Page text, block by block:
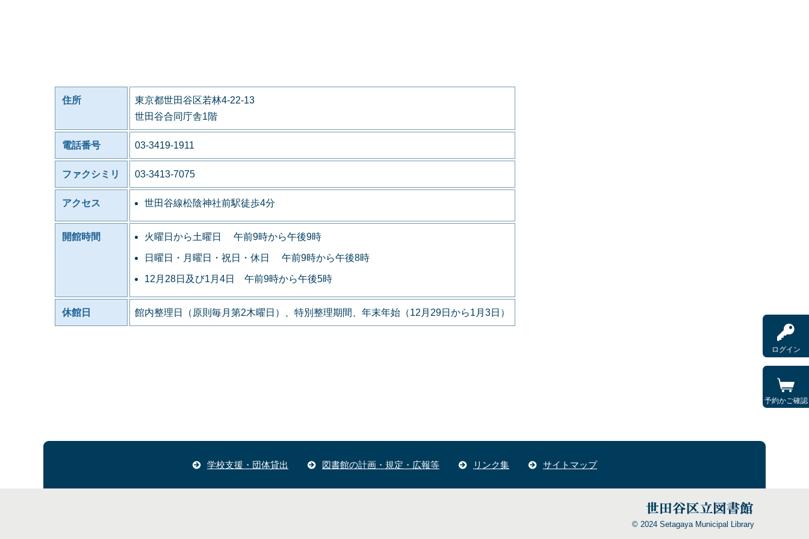
ログイン
予約かご確認
住所
東京都世田谷区若林4-22-13
世田谷合同庁舎1階
電話番号 03-3419-1911
ファクシミリ 03-3413-7075
アクセス 世田谷線松陰神社前駅徒歩4分
開館時間 火曜日から土曜日 午前9時から午後9時
日曜日・月曜日・祝日・休日 午前9時から午後8時
12月28日及び1月4日 午前9時から午後5時
休館日 館内整理日（原則毎月第2木曜日）、特別整理期間、年末年始（12月29日から1月3日）
学校支援・団体貸出 図書館の計画・規定・広報等 リンク集 サイトマップ
© 2024 Setagaya Municipal Library